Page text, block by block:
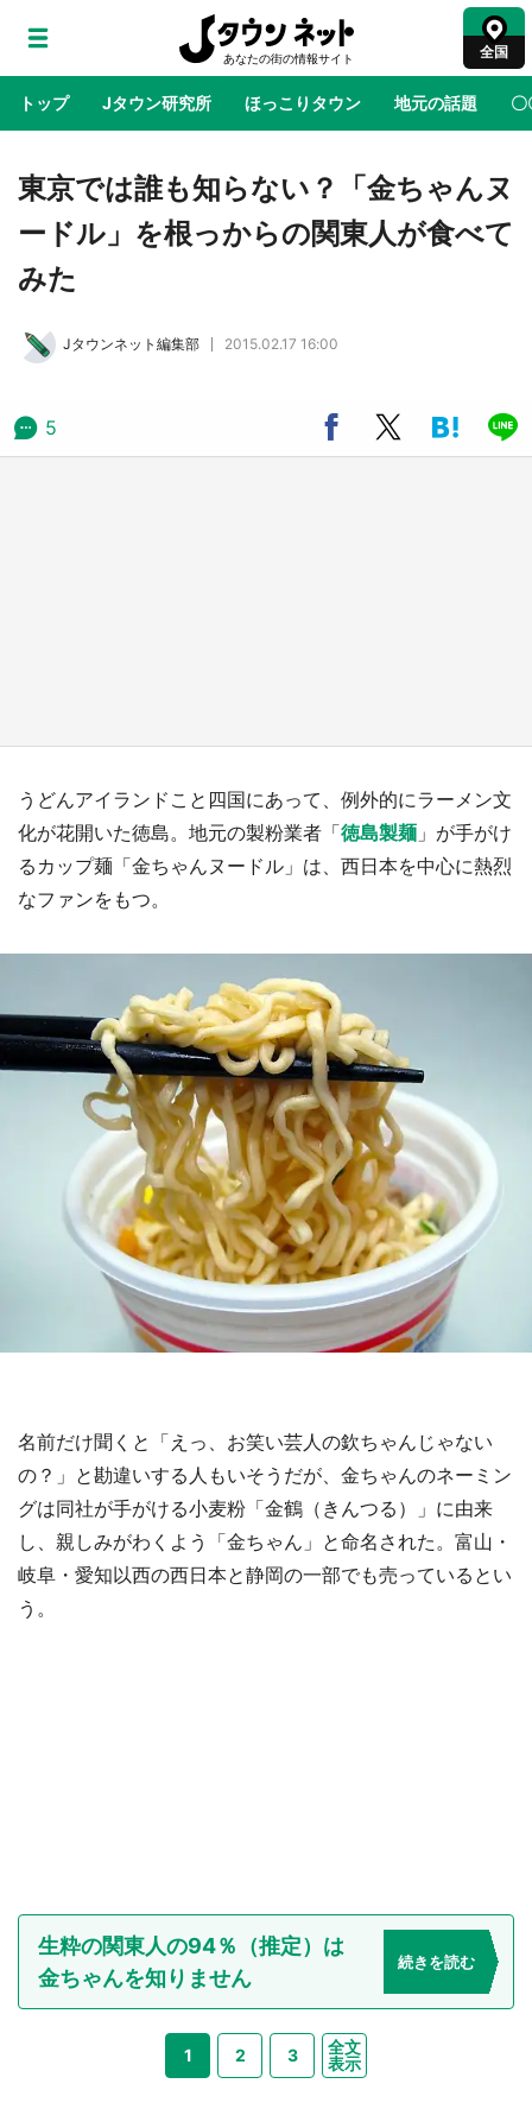
全国
トップ Jタウン研究所 ほっこりタウン 地元の話題 〇
地域×二次元 絶景 あの時はありがとう 物語がはじ
の「猫猫像」も【8／1～10／26】
東京では誰も知らない？「金ちゃんヌ
ードル」を根っからの関東人が食べて
みた
Jタウンネット編集部 2015.02.17 16:00
5
うどんアイランドこと四国にあって、例外的にラーメン文
化が花開いた徳島。地元の製粉業者「徳島製麺 」が手がけ
るカップ麺「金ちゃんヌードル」は、西日本を中心に熱烈
なファンをもつ。
名前だけ聞くと「えっ、お笑い芸人の欽ちゃんじゃない
の？」と勘違いする人もいそうだが、金ちゃんのネーミン
グは同社が手がける小麦粉「金鶴（きんつる）」に由来
し、親しみがわくよう「金ちゃん」と命名された。富山・
岐阜・愛知以西の西日本と静岡の一部でも売っているとい
う。
生粋の関東人の94％（推定）は
金ちゃんを知りません
続きを読む
1 2 3
全文
表示